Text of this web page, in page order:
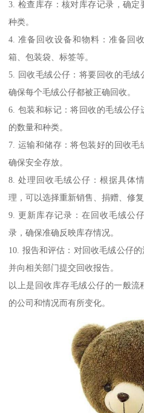
3. 检查库存：核对库存记录，确
种类。
4. 准备回收设备和物料：准备回
箱、包装袋、标签等。
5. 回收毛绒公仔：将要回收的毛绒
确保每个毛绒公仔都被正确回收。
6. 包装和标记：将回收的毛绒公
的数量和种类。
7. 运输和储存：将包装好的回收毛
确保安全存放。
8. 处理回收毛绒公仔：根据具体
理，可以选择重新销售、捐赠、修
9. 更新库存记录：在回收毛绒公
录，确保准确反映库存情况。
10. 报告和评估：对回收毛绒公仔
并向相关部门提交回收报告。
以上是回收库存毛绒公仔的一般
的公司和情况而有所变化。